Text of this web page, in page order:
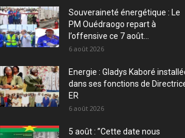
Souveraineté énergétique : Le
PM Ouédraogo repart à
l’offensive ce 7 août...
6 août 2026
Energie : Gladys Kaboré
dans ses fonctions de
ER
6 août 2026
5 août : ”Cette date nous